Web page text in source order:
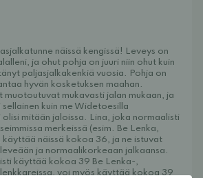
näissä kengissä! Leveys on
ja ohut pohja on juuri niin ohut kuin
paljasjalkakenkiä vuosia. Pohja on
hyvän kosketuksen maahan.
muotoutuvat mukavasti jalan mukaan, ja
sellainen kuin me Widetoesilla
olisi mitään jaloissa. Lina, joka normaalisti
merkeissä (esim. Be Lenka,
näissä kokoa 36, ja ne istuvat
ja normaalikorkeaan jalkaansa.
käyttää kokoa 39 Be Lenka-,
voi myös käyttää kokoa 39